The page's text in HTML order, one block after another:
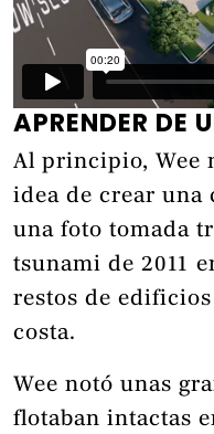
APRENDER DE
Al principio, Wee
idea de crear una
una foto tomada
tsunami de 2011
restos de
costa.
Wee notó unas
flotaban intactas